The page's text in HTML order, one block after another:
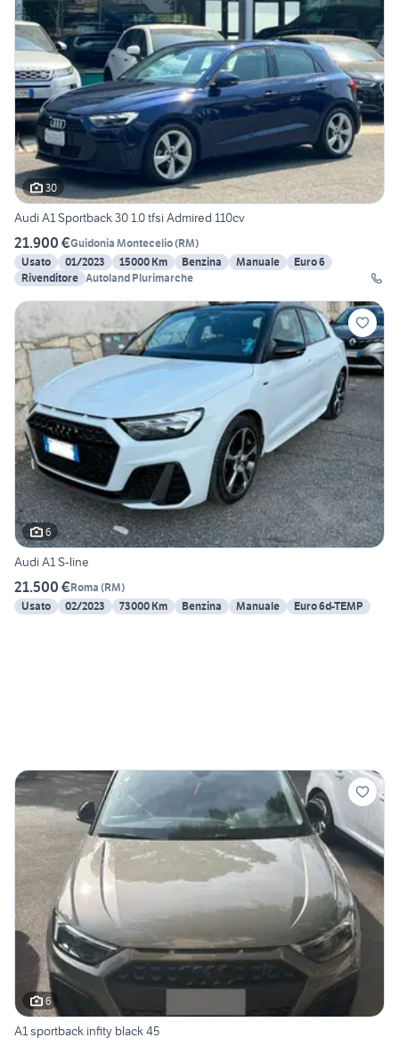
30
Audi A1 Sportback 30 1.0 tfsi Admired 110cv
21.900 €Guidonia Montecelio(RM)
Usato
01/2023 15000 Km Benzina Manuale
Euro 6
Rivenditore Autoland Plurimarche
6
Audi A1 S-line
21.500 €Roma (RM)
Usato
02/2023 73000 Km Benzina Manuale Euro 6d-TEMP
6
A1 sportback infity black 45